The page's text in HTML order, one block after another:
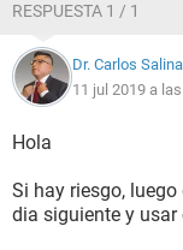
RESPUESTA 1 / 1
Dr. Carlos
11 jul 2019 a
Hola
Si hay riesgo,
dia siguiente y